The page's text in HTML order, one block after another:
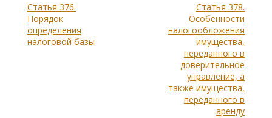
Статья 376.
Порядок
определения
налоговой базы
Статья 378.
Особенности
налогообложения
имущества,
переданного в
доверительное
управление, а
также имущества,
переданного в
аренду